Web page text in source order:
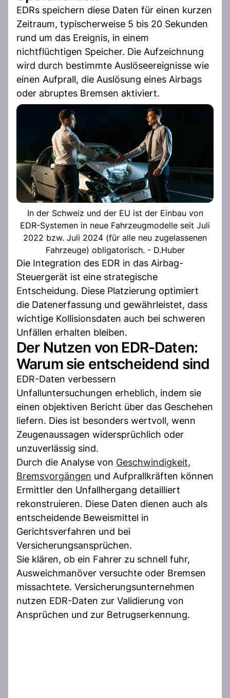
EDRs speichern diese Daten für einen kurzen
Zeitraum, typischerweise 5 bis 20 Sekunden
rund um das Ereignis, in einem
nichtflüchtigen Speicher. Die Aufzeichnung
wird durch bestimmte Auslöseereignisse wie
einen Aufprall, die Auslösung eines Airbags
oder abruptes Bremsen aktiviert.
In der Schweiz und der EU ist der Einbau von
EDR-Systemen in neue Fahrzeugmodelle seit Juli
2022 bzw. Juli 2024 (für alle neu zugelassenen
Fahrzeuge) obligatorisch. - D.Huber
Die Integration des EDR in das Airbag-
Steuergerät ist eine strategische
Entscheidung. Diese Platzierung optimiert
die Datenerfassung und gewährleistet, dass
wichtige Kollisionsdaten auch bei schweren
Unfällen erhalten bleiben.
Der Nutzen von EDR-Daten:
Warum sie entscheidend sind
EDR-Daten verbessern
Unfalluntersuchungen erheblich, indem sie
einen objektiven Bericht über das Geschehen
liefern. Dies ist besonders wertvoll, wenn
Zeugenaussagen widersprüchlich oder
unzuverlässig sind.
Durch die Analyse von Geschwindigkeit,
Bremsvorgängen und Aufprallkräften können
Ermittler den Unfallhergang detailliert
rekonstruieren. Diese Daten dienen auch als
entscheidende Beweismittel in
Gerichtsverfahren und bei
Versicherungsansprüchen.
Sie klären, ob ein Fahrer zu schnell fuhr,
Ausweichmanöver versuchte oder Bremsen
missachtete. Versicherungsunternehmen
nutzen EDR-Daten zur Validierung von
Ansprüchen und zur Betrugserkennung.